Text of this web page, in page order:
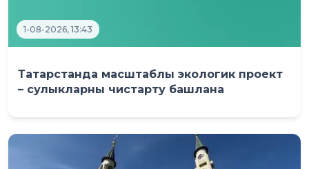
1-08-2026, 13:43
Татарстанда масштаблы экологик проект
– сулыкларны чистарту башлана